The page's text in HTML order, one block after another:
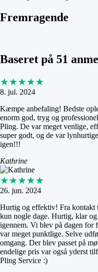
Fremragende
Baseret på 51
★★★★★
8. jul. 2024
Kæmpe anbefaling! Bedste
enorm god, tryg og
Pling. De var meget venlige,
super godt, og de var
igen!!!
Kathrine
★★★★★
26. jun. 2024
Hurtig og effektiv! Fra
kun nogle dage. Hurtig, klar
igennem. Vi blev på dagen for
var meget punktlige. Selve
omgang. Der blev passet på
endelige pris var også yderst
Pling Service :)